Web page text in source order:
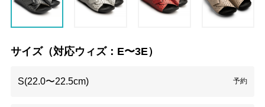
サイズ（対応ウィズ：E〜3E）
S(22.0〜22.5cm) 予約